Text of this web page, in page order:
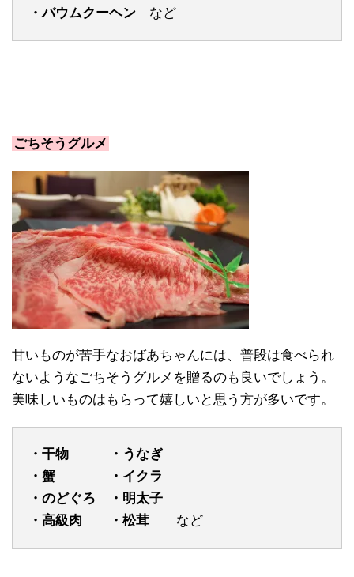
・バウムクーヘン など
ごちそうグルメ
甘いものが苦手なおばあちゃんには、普段は食べられ
ないようなごちそうグルメを贈るのも良いでしょう。
美味しいものはもらって嬉しいと思う方が多いです。
・干物 ・うなぎ
・蟹 ・イクラ
・のどぐろ ・明太子
・高級肉 ・松茸
など